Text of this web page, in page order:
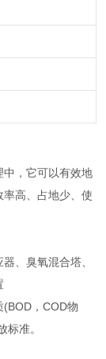
中，它可以有效地
高、占地少、使
、臭氧混合塔、
，COD物
标准。